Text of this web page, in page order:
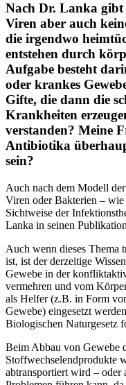
Nach Dr. Lanka gibt
Viren aber auch
die irgendwo
entstehen durch
Aufgabe besteht
oder krankes
Gifte, die dann die
Krankheiten
verstanden? Meine
Antibiotika
sein?
Auch nach dem Modell
Viren oder Bakterien – wie
Sichtweise der
Lanka in seinen
Auch wenn dieses Thema
ist, ist der derzeitige
Gewebe in der
vermehren und vom
als Helfer (z.B. in Form
Gewebe) eingesetzt
Biologischen Naturgesetz
Beim Abbau von Gewebe
Stoffwechselendprodukte
abtransportiert wird – oder